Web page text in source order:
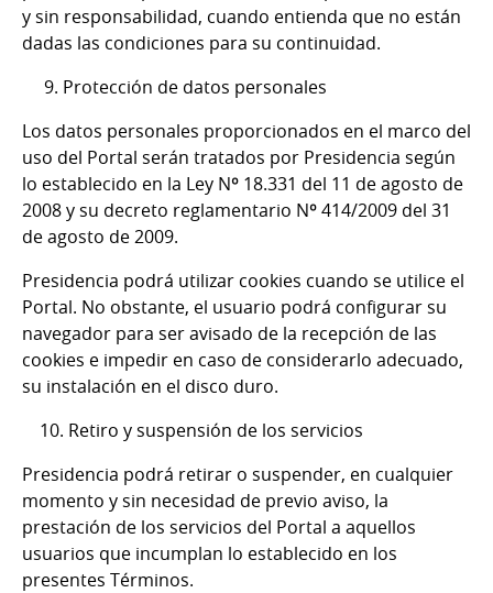
y sin responsabilidad, cuando entienda que no están
dadas las condiciones para su continuidad.
9. Protección de datos personales
Los datos personales proporcionados en el marco del
uso del Portal serán tratados por Presidencia según
lo establecido en la Ley Nº 18.331 del 11 de agosto de
2008 y su decreto reglamentario Nº 414/2009 del 31
de agosto de 2009.
Presidencia podrá utilizar cookies cuando se utilice el
Portal. No obstante, el usuario podrá configurar su
navegador para ser avisado de la recepción de las
cookies e impedir en caso de considerarlo adecuado,
su instalación en el disco duro.
10. Retiro y suspensión de los servicios
Presidencia podrá retirar o suspender, en cualquier
momento y sin necesidad de previo aviso, la
prestación de los servicios del Portal a aquellos
usuarios que incumplan lo establecido en los
presentes Términos.